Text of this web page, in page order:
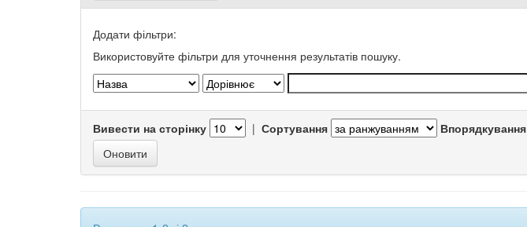
Додати фільтри:
Використовуйте фільтри для уточнення результатів пошуку.
Вивести на сторінку | Сортування Впорядкування